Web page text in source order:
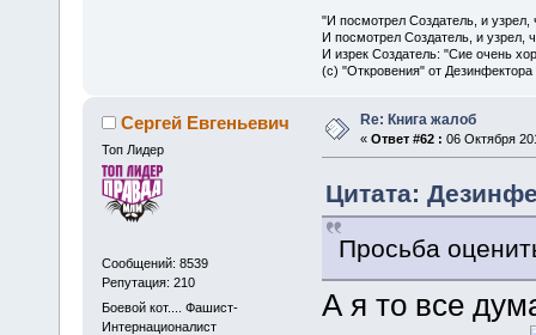
"И посмотрел Создатель, и
И посмотрел Создатель, и узрел,
И изрек Создатель: "Сие очень
(с) "Откровения" от Дезинфектора
Сергей Евгеньевич
Топ Лидер
Сообщений: 8539
Репутация: 210
Боевой кот.... Фашист-
Интернационалист
Re: Книга жалоб
« Ответ #62 : 06 Октября
Цитата:
Просьба
А я то все